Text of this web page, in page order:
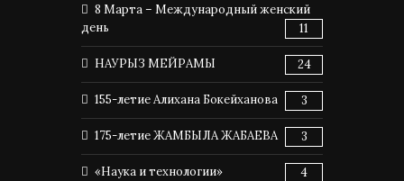
8 Марта – Международный женский
день
11
НАУРЫЗ МЕЙРАМЫ 24
155-летие Алихана Бокейханова 3
175-летие ЖАМБЫЛА ЖАБАЕВА 3
«Наука и технологии» 4